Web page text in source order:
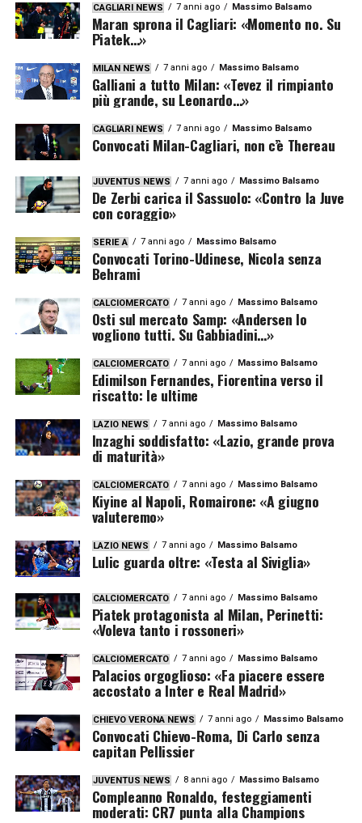
CAGLIARI NEWS 7 anni ago Massimo Balsamo
Maran sprona il Cagliari: «Momento no. Su
Piatek…»
MILAN NEWS 7 anni ago Massimo Balsamo
Galliani a tutto Milan: «Tevez il rimpianto
più grande, su Leonardo…»
CAGLIARI NEWS 7 anni ago Massimo Balsamo
Convocati Milan-Cagliari, non c’è Thereau
JUVENTUS NEWS 7 anni ago Massimo Balsamo
De Zerbi carica il Sassuolo: «Contro la Juve
con coraggio»
SERIE A 7 anni ago Massimo Balsamo
Convocati Torino-Udinese, Nicola senza
Behrami
CALCIOMERCATO 7 anni ago Massimo Balsamo
Osti sul mercato Samp: «Andersen lo
vogliono tutti. Su Gabbiadini…»
CALCIOMERCATO 7 anni ago Massimo Balsamo
Edimilson Fernandes, Fiorentina verso il
riscatto: le ultime
LAZIO NEWS 7 anni ago Massimo Balsamo
Inzaghi soddisfatto: «Lazio, grande prova
di maturità»
CALCIOMERCATO 7 anni ago Massimo Balsamo
Kiyine al Napoli, Romairone: «A giugno
valuteremo»
LAZIO NEWS 7 anni ago Massimo Balsamo
Lulic guarda oltre: «Testa al Siviglia»
CALCIOMERCATO 7 anni ago Massimo Balsamo
Piatek protagonista al Milan, Perinetti:
«Voleva tanto i rossoneri»
CALCIOMERCATO 7 anni ago Massimo Balsamo
Palacios orgoglioso: «Fa piacere essere
accostato a Inter e Real Madrid»
CHIEVO VERONA NEWS 7 anni ago Massimo Balsamo
Convocati Chievo-Roma, Di Carlo senza
capitan Pellissier
JUVENTUS NEWS 8 anni ago Massimo Balsamo
Compleanno Ronaldo, festeggiamenti
moderati: CR7 punta alla Champions